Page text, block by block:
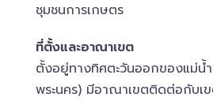
ชุมชนการเกษตร
ที่ตั้งและอาณาเขต
ตั้งอยู่ทางทิศตะวันออกของแม่น้ำ
พระนคร) มีอาณาเขตติดต่อกับเ